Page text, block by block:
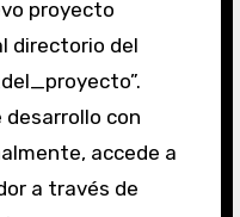
proyecto
directorio del
desarrollo con
accede a
a través de